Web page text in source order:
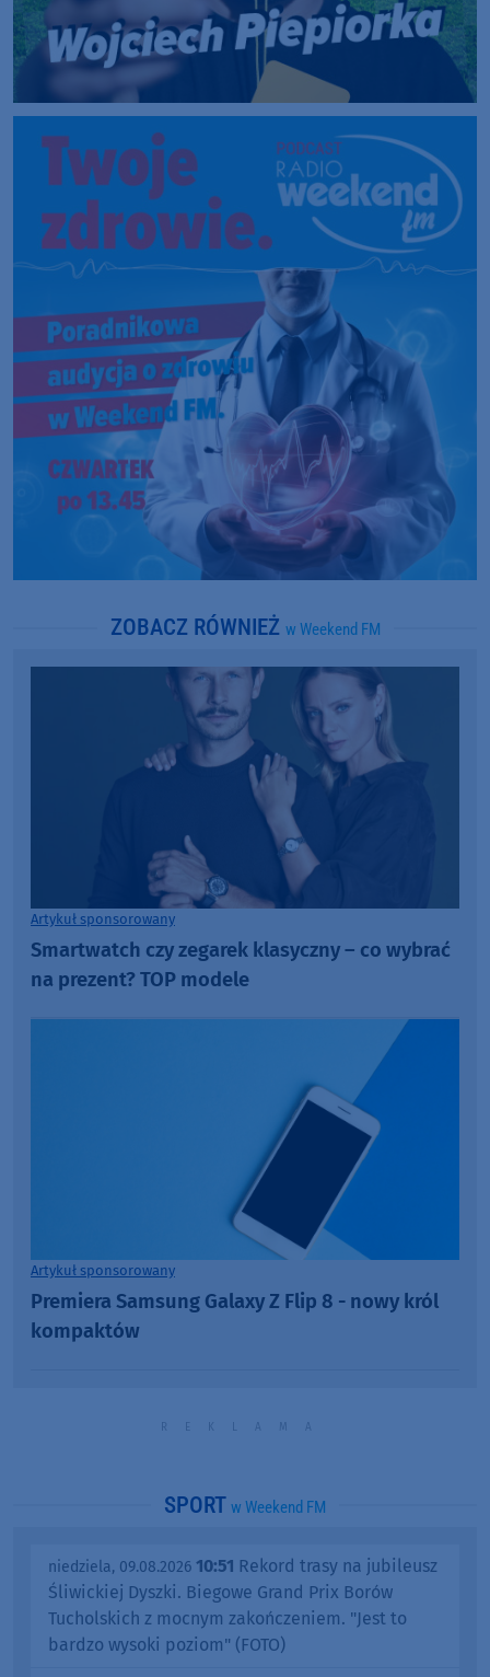
ZOBACZ RÓWNIEŻ w Weekend FM
Artykuł sponsorowany
Smartwatch czy zegarek klasyczny – co wybrać
na prezent? TOP modele
Artykuł sponsorowany
Premiera Samsung Galaxy Z Flip 8 - nowy król
kompaktów
SPORT w Weekend FM
niedziela, 09.08.2026 10:51 Rekord trasy na jubileusz
Śliwickiej Dyszki. Biegowe Grand Prix Borów
Tucholskich z mocnym zakończeniem. "Jest to
bardzo wysoki poziom" (FOTO)